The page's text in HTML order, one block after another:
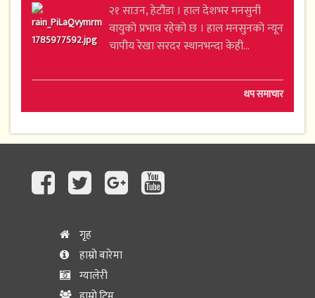
२१ साउन, हेटौंडा । हाल देशभर मनसुनी
वायुको प्रभाव रहेको छ । हाल मनसुनको न्यून
चापीय रेखा सरदर स्थानभन्दा केही...
थप समाचार
गृह
हाम्रो बारेमा
ग्यालेरी